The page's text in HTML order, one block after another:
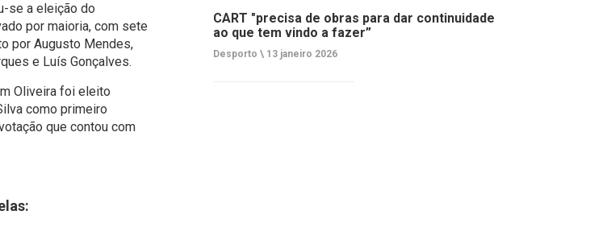
se a eleição do
por maioria, com sete
por Augusto Mendes,
e Luís Gonçalves.
Oliveira foi eleito
como primeiro
que contou com
CART "precisa de obras para dar continuidade
ao que tem vindo a fazer”
Desporto \ 13 janeiro 2026